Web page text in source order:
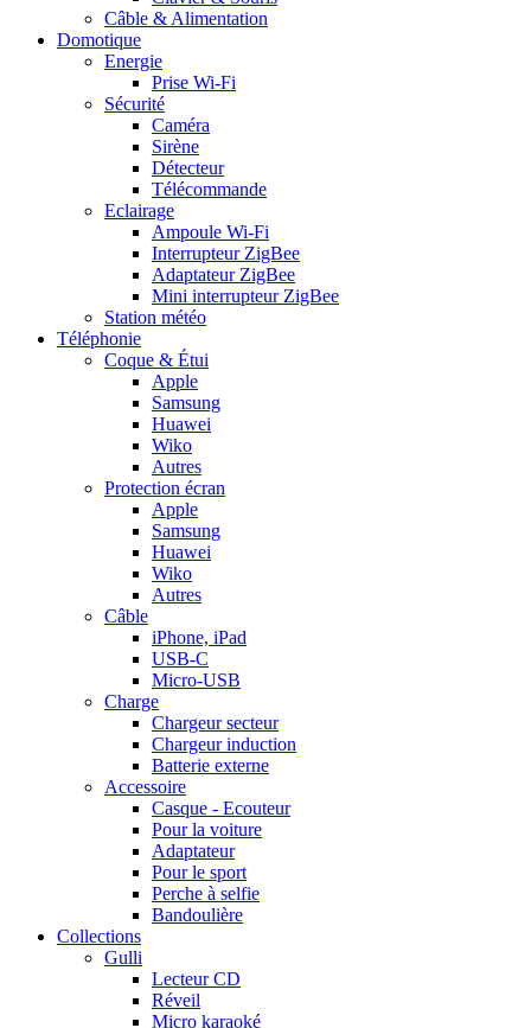
Câble & Alimentation
Domotique
Energie
Prise Wi-Fi
Sécurité
Caméra
Sirène
Détecteur
Télécommande
Eclairage
Ampoule Wi-Fi
Interrupteur ZigBee
Adaptateur ZigBee
Mini interrupteur ZigBee
Station météo
Téléphonie
Coque & Étui
Apple
Samsung
Huawei
Wiko
Autres
Protection écran
Apple
Samsung
Huawei
Wiko
Autres
Câble
iPhone, iPad
USB-C
Micro-USB
Charge
Chargeur secteur
Chargeur induction
Batterie externe
Accessoire
Casque - Ecouteur
Pour la voiture
Adaptateur
Pour le sport
Perche à selfie
Bandoulière
Collections
Gulli
Lecteur CD
Réveil
Micro karaoké